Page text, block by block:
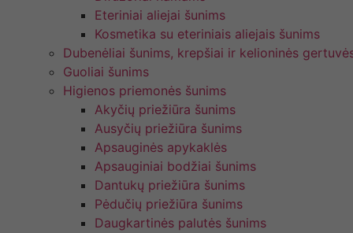
Eteriniai aliejai šunims
Kosmetika su eteriniais aliejais šunims
Dubenėliai šunims, krepšiai ir kelioninės
Guoliai šunims
Higienos priemonės šunims
Akyčių priežiūra šunims
Ausyčių priežiūra šunims
Apsauginės apykaklės
Apsauginiai bodžiai šunims
Dantukų priežiūra šunims
Pėdučių priežiūra šunims
Daugkartinės palutės šunims